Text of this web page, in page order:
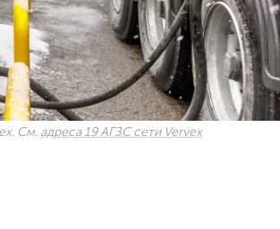
См. адреса 19 АГЗС сети Vervex